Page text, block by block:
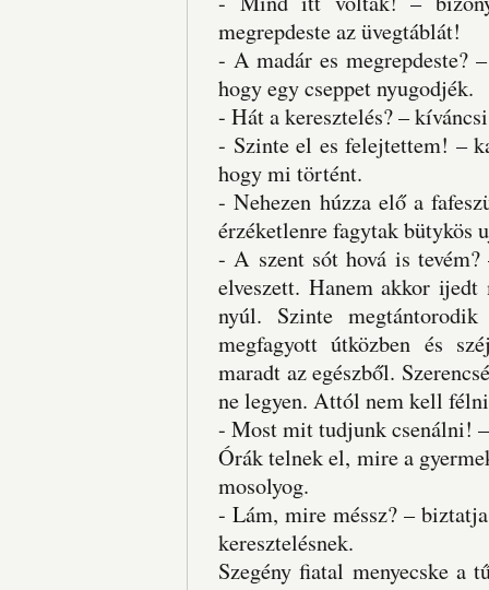
megrepdeste az üvegtáblát!
- A madár es megrepdeste?
hogy egy cseppet nyugodjék.
- Hát a keresztelés? –
- Szinte el es felejtettem! –
hogy mi történt.
- Nehezen húzza elő a
érzéketlenre fagytak bütykös
- A szent sót hová is
elveszett. Hanem akkor
nyúl. Szinte
megfagyott útközben és
maradt az egészből.
ne legyen. Attól nem kell
- Most mit tudjunk csenálni!
Órák telnek el, mire a
mosolyog.
- Lám, mire méssz? –
keresztelésnek.
Szegény fiatal menyecske a